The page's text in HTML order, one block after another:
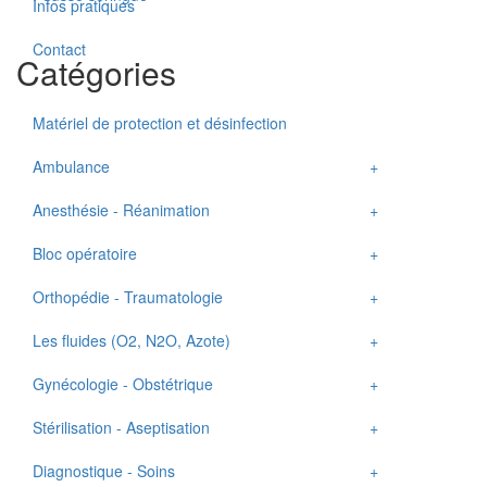
Infos pratiques
Contact
Catégories
Matériel de protection et désinfection
Ambulance
Ambulance type A1
Anesthésie - Réanimation
Anesthésie divers acces.et conso
Bras Anesthésie - Réanimation
Cuve évaporateur
Défibrillateur
Mélangeur - Rotamètre
Respirateur d'anesthésie
Bloc opératoire
Aspirateur chirurgical
Bistouri électrique
Eclairage opératoire
Dispositif d'extension orthopédique
Table d'opération
Orthopédie - Traumatologie
Fixateur externe
Garrot
Instruments
Moteur
Les fluides (O2, N2O, Azote)
Centrale
Compresseur d'air respirable
Groupe de vide
Gynécologie - Obstétrique
Berceau nouveau né
Cardiotocographe
Stérilisation - Aseptisation
Lavabo aseptique
Diagnostique - Soins